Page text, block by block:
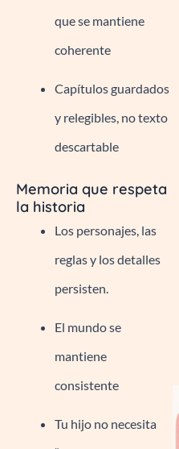
que se mantiene
coherente
Capítulos guardados
y relegibles, no texto
descartable
Memoria que respeta
la historia
Los personajes, las
reglas y los detalles
persisten.
El mundo se
mantiene
consistente
Tu hijo no necesita